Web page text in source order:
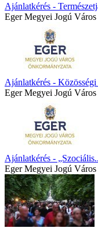
Ajánlatkérés -
Eger Megyei Jogú
Ajánlatkérés - Közösségi
Eger Megyei Jogú
Ajánlatkérés -
Eger Megyei Jogú